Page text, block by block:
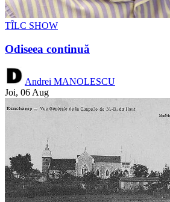
TÎLC SHOW
Odiseea continuă
Andrei MANOLESCU
Joi, 06 Aug